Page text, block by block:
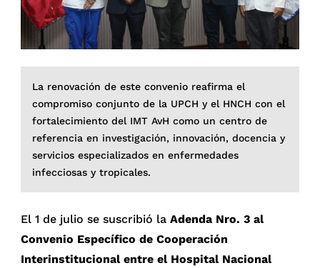
La renovación de este convenio reafirma el
compromiso conjunto de la UPCH y el HNCH con el
fortalecimiento del IMT AvH como un centro de
referencia en investigación, innovación, docencia y
servicios especializados en enfermedades
infecciosas y tropicales.
El 1 de julio se suscribió laAdenda Nro. 3 al
Convenio Específico de Cooperación
Interinstitucional entre el Hospital Nacional